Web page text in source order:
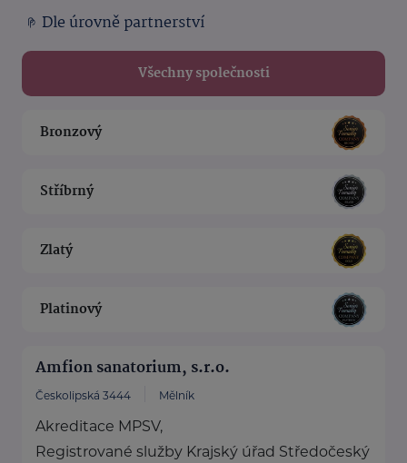
Dle úrovně partnerství
Všechny společnosti
Bronzový
Stříbrný
Zlatý
Platinový
Amfion sanatorium, s.r.o.
Českolipská 3444 Mělník
Akreditace MPSV,
Registrované služby Krajský úřad Středočeský